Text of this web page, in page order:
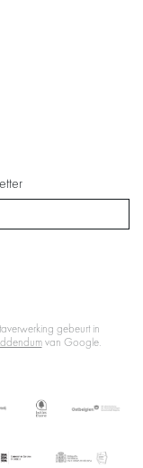
gebeurt in
van Google.